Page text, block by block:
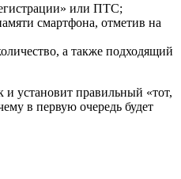
или ПТС;
смартфона, отметив на
а также подходящий
и установит правильный «тот,
в первую очередь будет